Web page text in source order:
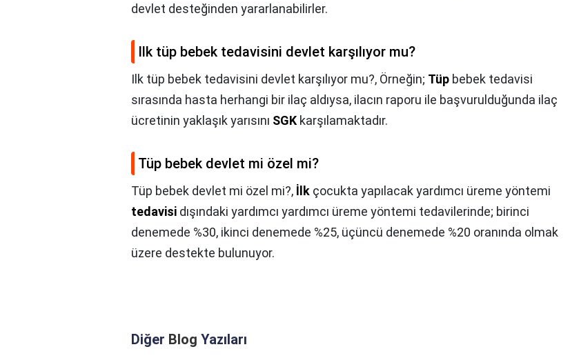
devlet desteğinden yararlanabilirler.
Ilk tüp bebek tedavisini devlet karşılıyor mu?
Ilk tüp bebek tedavisini devlet karşılıyor mu?, Örneğin; Tüp bebek tedavisi
sırasında hasta herhangi bir ilaç aldıysa, ilacın raporu ile başvurulduğunda ilaç
ücretinin yaklaşık yarısını SGK karşılamaktadır.
Tüp bebek devlet mi özel mi?
Tüp bebek devlet mi özel mi?, İlk çocukta yapılacak yardımcı üreme yöntemi
tedavisi dışındaki yardımcı yardımcı üreme yöntemi tedavilerinde; birinci
denemede %30, ikinci denemede %25, üçüncü denemede %20 oranında olmak
üzere destekte bulunuyor.
Diğer Blog Yazıları